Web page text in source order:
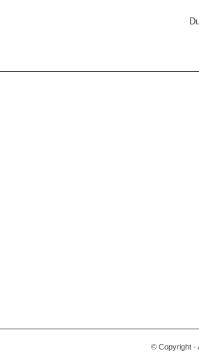
© Copyright -